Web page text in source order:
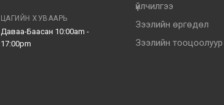
ЦАГИЙН ХУВААРЬ
Даваа-Баасан 10:00am -
17:00pm
үйлчилгээ
Зээлийн өргөдөл
Зээлийн тооцоолуур